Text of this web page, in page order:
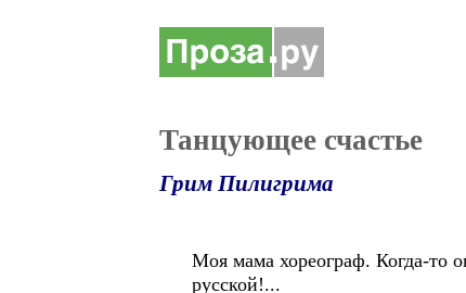
Танцующее счастье
Грим Пилигрима
Моя мама хореограф. Когда-то
русской!...